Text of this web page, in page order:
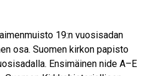
19:n vuosisadan
osa. Suomen kirkon papisto
Ensimäinen nide A–E